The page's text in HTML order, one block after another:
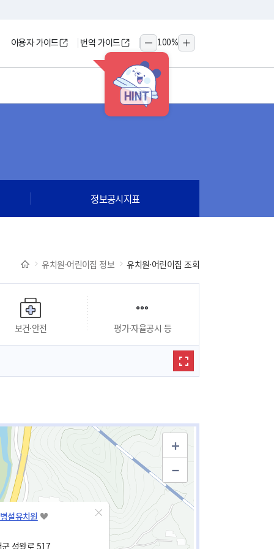
HINT
이용자 가이드 번역 가이드
축소
100%
확대
정보공시지표
유치원·어린이집 정보 유치원·어린이집 조회
보건·안전 평가·자율공시 등
설유치원
성왕로 517